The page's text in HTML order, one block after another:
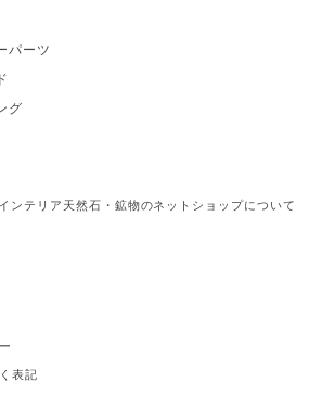
パーツ
グ
ンテリア天然石・鉱物のネットショップについて
表記